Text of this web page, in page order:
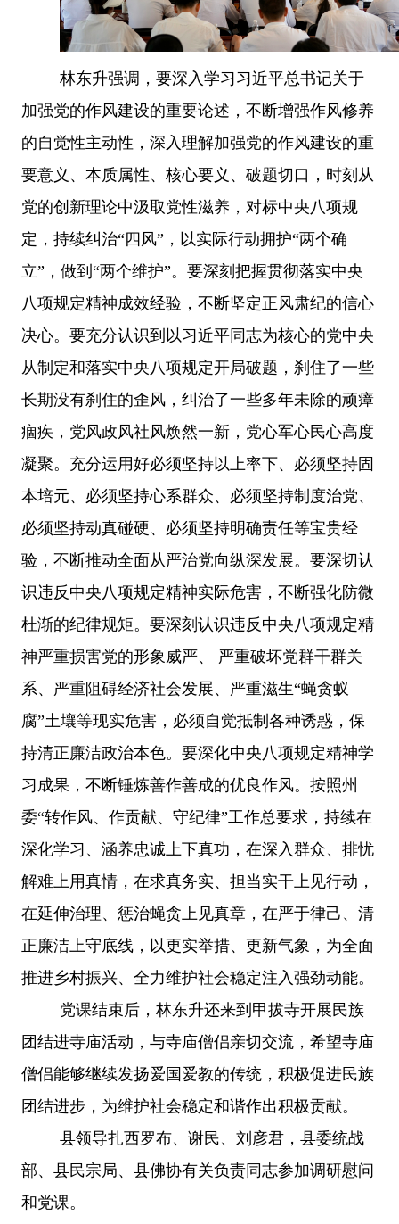
林东升强调， 要深入学习习近平总书记关于
加强党的作风建设的重要论述，不断增强作风修养
的自觉性主动性， 深入理解加强党的作风建设的重
要意义、本质属性、核心要义、破题切口，时刻从
党的创新理论中汲取党性滋养，对标中央八项规
定，持续纠治“四风”，以实际行动拥护“两个确
立”，做到“两个维护”。 要深刻把握贯彻落实中央
八项规定精神成效经验，不断坚定正风肃纪的信心
决心。 要充分认识到以习近平同志为核心的党中央
从制定和落实中央八项规定开局破题，刹住了一些
长期没有刹住的歪风，纠治了一些多年未除的顽瘴
痼疾，党风政风社风焕然一新，党心军心民心高度
凝聚。充分运用好必须坚持以上率下、必须坚持固
本培元、必须坚持心系群众、必须坚持制度治党、
必须坚持动真碰硬、必须坚持明确责任等宝贵经
验，不断推动全面从严治党向纵深发展。 要深切认
识违反中央八项规定精神实际危害，不断强化防微
杜渐的纪律规矩。 要深刻认识违反中央八项规定精
神严重损害党的形象威严、
严重破坏党群干群关
系、严重阻碍经济社会发展、严重滋生“蝇贪蚁
腐”土壤等现实危害，必须自觉抵制各种诱惑，保
持清正廉洁政治本色。 要深化中央八项规定精神学
习成果，不断锤炼善作善成的优良作风。 按照州
委“转作风、作贡献、守纪律”工作总要求，持续在
深化学习、涵养忠诚上下真功，在深入群众、排忧
解难上用真情，在求真务实、担当实干上见行动，
在延伸治理、惩治蝇贪上见真章，在严于律己、清
正廉洁上守底线，以更实举措、更新气象，为全面
推进乡村振兴、全力维护社会稳定注入强劲动能。
党课结束后，林东升还来到甲拔寺开展民族
团结进寺庙活动，与寺庙僧侣亲切交流，希望寺庙
僧侣能够继续发扬爱国爱教的传统，积极促进民族
团结进步，为维护社会稳定和谐作出积极贡献。
县领导扎西罗布、谢民、刘彦君，县委统战
部、县民宗局、县佛协有关负责同志参加调研慰问
和党课。